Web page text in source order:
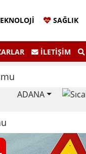
SAĞLIK
Gerçekleştirildi.
İLETIŞIM
ADANA